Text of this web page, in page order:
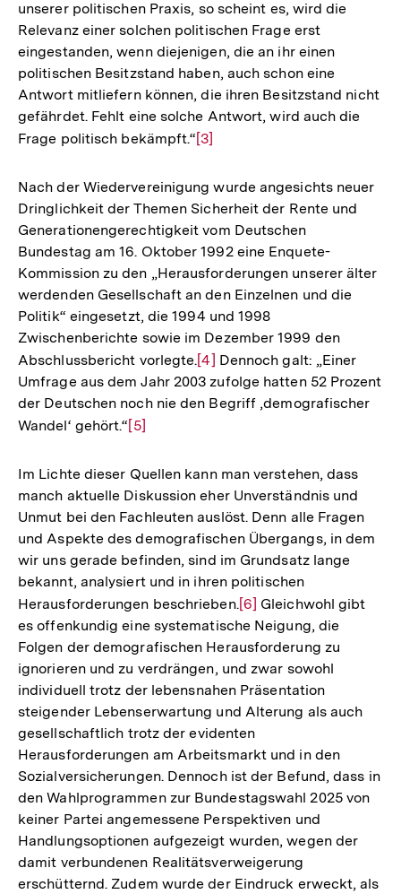
unserer politischen Praxis, so scheint es, wird die
Relevanz einer solchen politischen Frage erst
eingestanden, wenn diejenigen, die an ihr einen
politischen Besitzstand haben, auch schon eine
Antwort mitliefern können, die ihren Besitzstand nicht
gefährdet. Fehlt eine solche Antwort, wird auch die
Frage politisch bekämpft.“Zur
der
Fußnote
[3]
Nach der Wiedervereinigung wurde angesichts neuer
Dringlichkeit der Themen Sicherheit der Rente und
Generationengerechtigkeit vom Deutschen
Bundestag am 16. Oktober 1992 eine Enquete-
Kommission zu den „Herausforderungen unserer älter
werdenden Gesellschaft an den Einzelnen und die
Politik“ eingesetzt, die 1994 und 1998
Zwischenberichte sowie im Dezember 1999 den
Abschlussbericht vorlegte.Zur
Auflösung
der
[4] Dennoch galt: „Einer
Umfrage aus dem Jahr 2003 zufolge hatten 52 Prozent
der Deutschen noch nie den Begriff ‚demografischer
Wandel‘ gehört.“Zur
der
Fußnote
[5]
Im Lichte dieser Quellen kann man verstehen, dass
manch aktuelle Diskussion eher Unverständnis und
Unmut bei den Fachleuten auslöst. Denn alle Fragen
und Aspekte des demografischen Übergangs, in dem
wir uns gerade befinden, sind im Grundsatz lange
bekannt, analysiert und in ihren politischen
Herausforderungen beschrieben.Zur
Auflösung
der
Fußnote
[6] Gleichwohl gibt
es offenkundig eine systematische Neigung, die
Folgen der demografischen Herausforderung zu
ignorieren und zu verdrängen, und zwar sowohl
individuell trotz der lebensnahen Präsentation
steigender Lebenserwartung und Alterung als auch
gesellschaftlich trotz der evidenten
Herausforderungen am Arbeitsmarkt und in den
Sozialversicherungen. Dennoch ist der Befund, dass in
den Wahlprogrammen zur Bundestagswahl 2025 von
keiner Partei angemessene Perspektiven und
Handlungsoptionen aufgezeigt wurden, wegen der
damit verbundenen Realitätsverweigerung
erschütternd. Zudem wurde der Eindruck erweckt, als